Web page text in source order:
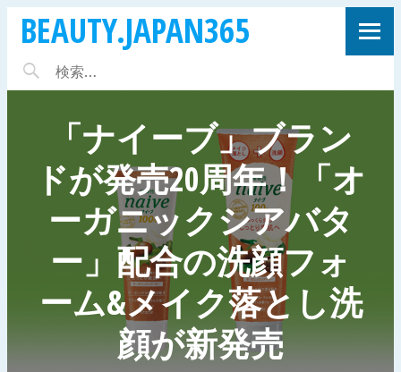
BEAUTY.JAPAN365
「ナイーブ」ブラン
ドが発売20周年！「オ
ーガニックシアバタ
ー」配合の洗顔フォ
ーム&メイク落とし洗
顔が新発売